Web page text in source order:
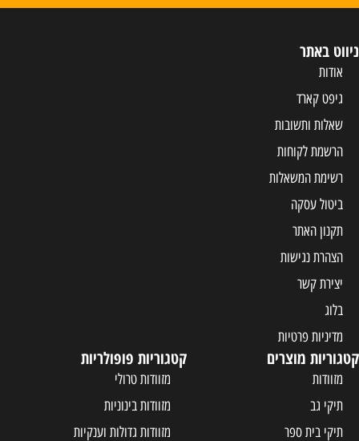
ניווט באתר
אודות
גיפט קארד
שאלות ותשובות
הרשמת לקוחות
רשימת המשאלות
ביטול עסקה
תקנון האתר
הצהרת נגישות
יצירת קשר
בלוג
מדיניות פרטיות
קטגוריות מוצרים
מזוודות
תיקי גב
תיקי בית ספר
קטגוריות פופולריות
מזוודות טרולי
מזוודות בינוניות
מזוודות גדולות וענקיות